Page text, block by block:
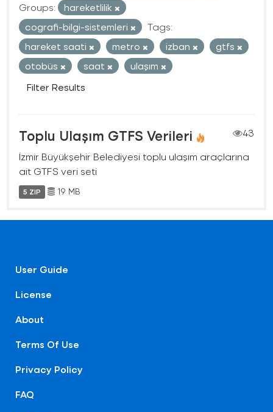
Groups:
hareketlilik
cografi-bilgi-sistemleri
Tags:
hareket saati
metro izban
gtfs
otobüs
saat
ulaşım
Filter Results
Toplu Ulaşım GTFS Verileri
43
İzmir Büyükşehir Belediyesi toplu ulaşım araçlarına
ait GTFS veri seti
5 ZIP 19 MB
User Guide
License
About
Terms Of Use
Privacy Policy
FAQ